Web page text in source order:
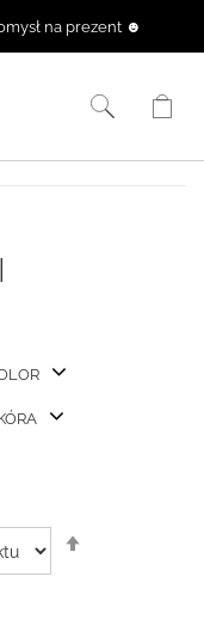
na prezent ☻